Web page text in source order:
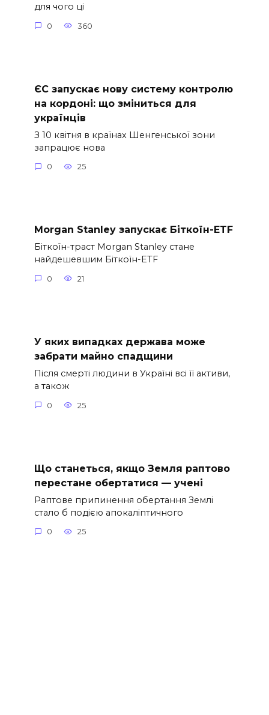
для чого ці
0 360
ЄС запускає нову систему контролю
на кордоні: що зміниться для
українців
З 10 квітня в країнах Шенгенської зони
запрацює нова
0 25
Morgan Stanley запускає Біткоїн-ETF
Біткоїн-траст Morgan Stanley стане
найдешевшим Біткоїн-ETF
0 21
У яких випадках держава може
забрати майно спадщини
Після смерті людини в Україні всі її активи,
а також
0 25
Що станеться, якщо Земля раптово
перестане обертатися — учені
Раптове припинення обертання Землі
стало б подією апокаліптичного
0 25